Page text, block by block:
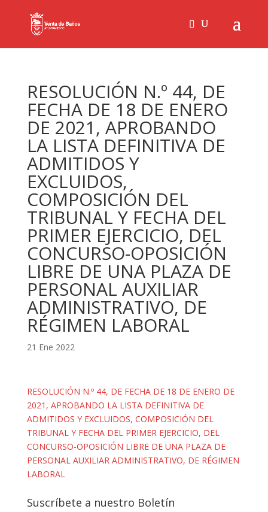
RESOLUCIÓN N.º 44, DE
FECHA DE 18 DE ENERO
DE 2021, APROBANDO
LA LISTA DEFINITIVA DE
ADMITIDOS Y
EXCLUIDOS,
COMPOSICIÓN DEL
TRIBUNAL Y FECHA DEL
PRIMER EJERCICIO, DEL
CONCURSO-OPOSICIÓN
LIBRE DE UNA PLAZA DE
PERSONAL AUXILIAR
ADMINISTRATIVO, DE
RÉGIMEN LABORAL
21 Ene 2022
RESOLUCIÓN N.º 44, DE FECHA DE 18 DE ENERO DE
2021, APROBANDO LA LISTA DEFINITIVA DE
ADMITIDOS Y EXCLUIDOS, COMPOSICIÓN DEL
TRIBUNAL Y FECHA DEL PRIMER EJERCICIO, DEL
CONCURSO-OPOSICIÓN LIBRE DE UNA PLAZA DE
PERSONAL AUXILIAR ADMINISTRATIVO, DE RÉGIMEN
LABORAL
Suscríbete a nuestro Boletín